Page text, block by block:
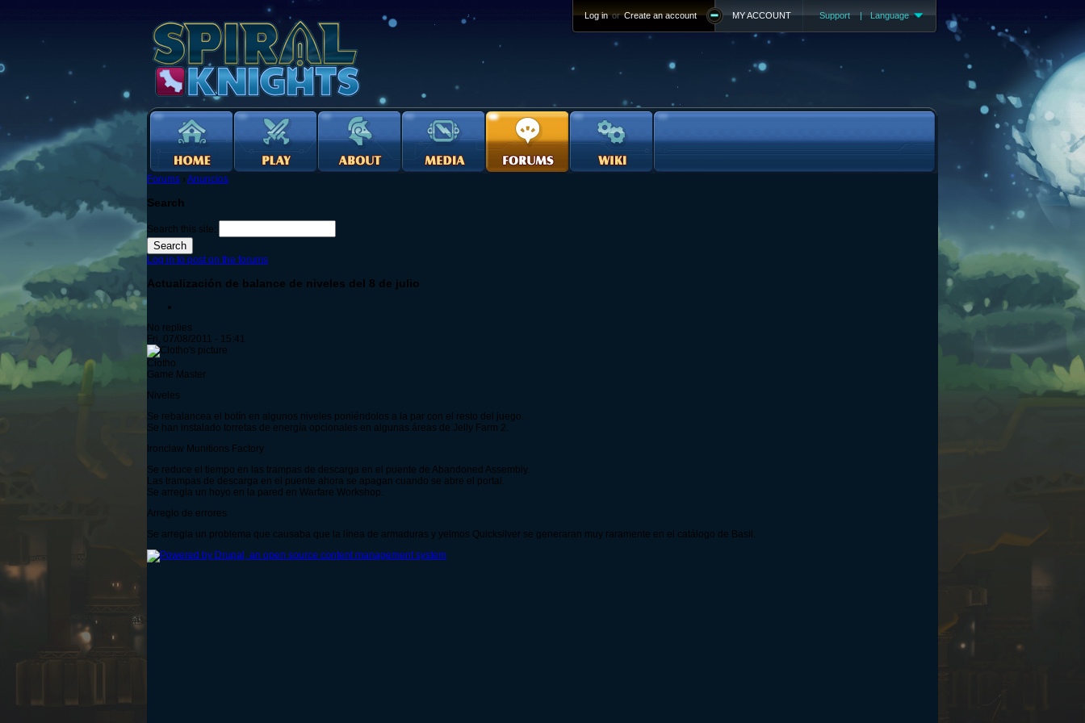
Support | Language
MY ACCOUNT
Log in or Create an account
Forums › Anuncios
Search
Search this site:
Log in to post on the forums
Actualización de balance de niveles del 8 de julio
No replies
Fri, 07/08/2011 - 15:41
Clotho
Game Master
Niveles
Se rebalancea el botín en algunos niveles poniéndolos a la par con el resto del juego.
Se han instalado torretas de energía opcionales en algunas áreas de Jelly Farm 2.
Ironclaw Munitions Factory
Se reduce el tiempo en las trampas de descarga en el puente de Abandoned Assembly.
Las trampas de descarga en el puente ahora se apagan cuando se abre el portal.
Se arregla un hoyo en la pared en Warfare Workshop.
Arreglo de errores
Se arregla un problema que causaba que la línea de armaduras y yelmos Quicksilver se generaran muy raramente en el catálogo de Basil.